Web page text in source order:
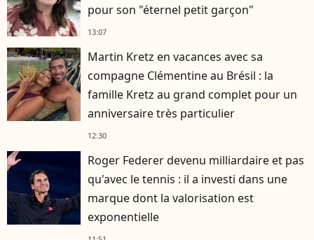
pour son "éternel petit garçon"
13:07
Martin Kretz en vacances avec sa
compagne Clémentine au Brésil : la
famille Kretz au grand complet pour un
anniversaire très particulier
12:30
Roger Federer devenu milliardaire et pas
qu'avec le tennis : il a investi dans une
marque dont la valorisation est
exponentielle